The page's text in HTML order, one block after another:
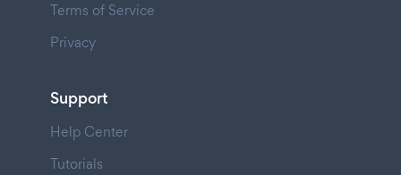
Terms of Service
Privacy
Support
Help Center
Tutorials